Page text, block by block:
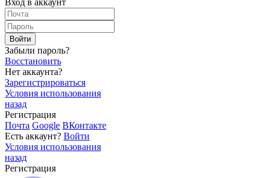
Вход в аккаунт
Войти
Забыли пароль?
Восстановить
Нет аккаунта?
Зарегистрироваться
Условия использования
назад
Регистрация
Почта Google ВКонтакте
Есть аккаунт? Войти
Условия использования
назад
Регистрация